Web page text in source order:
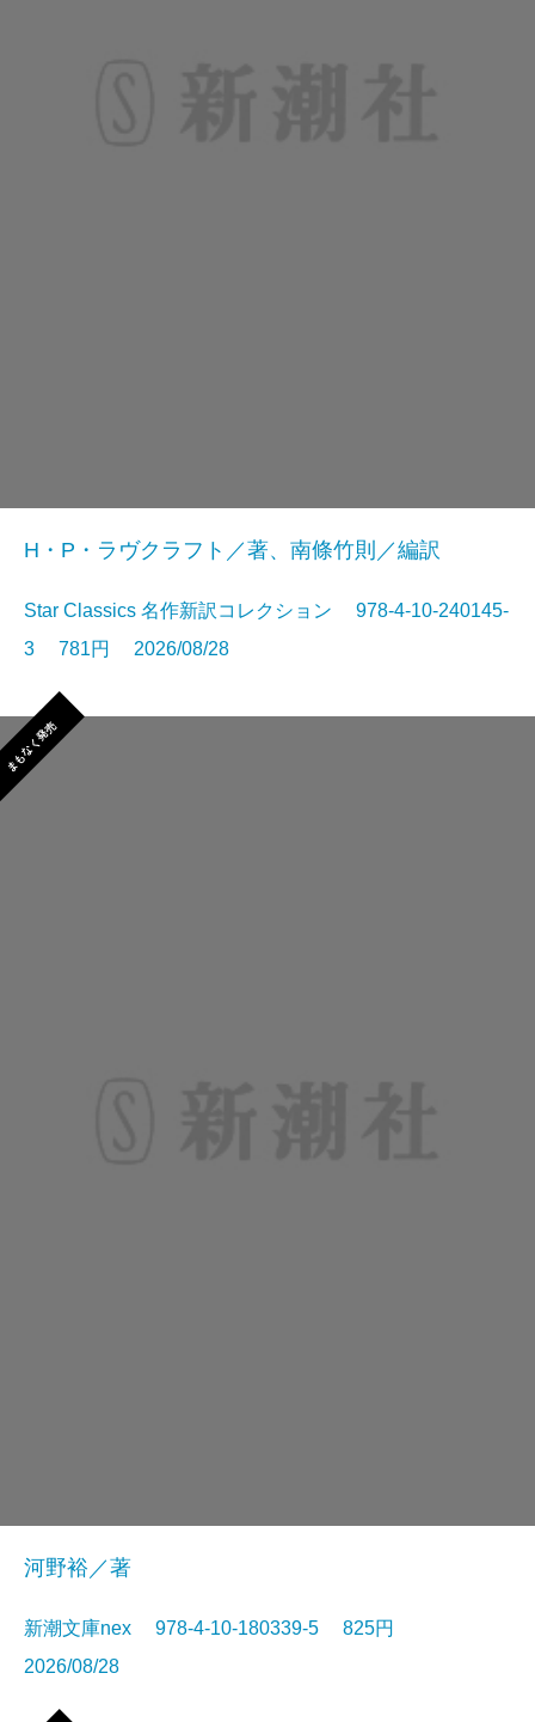
H・P・ラヴクラフト／著、南條竹則／編訳
Star Classics 名作新訳コレクション 978-4-10-240145-
3 781円 2026/08/28
まもなく発売
河野裕／著
新潮文庫nex 978-4-10-180339-5 825円
2026/08/28